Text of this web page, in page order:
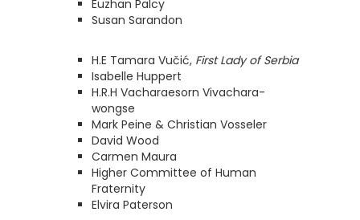
Euzhan Palcy
Susan Sarandon
H.E Tamara Vučić, First Lady of Serbia
Isabelle Huppert
H.R.H Vacharaesorn Vivachara-
wongse
Mark Peine & Christian Vosseler
David Wood
Carmen Maura
Higher Committee of Human
Fraternity
Elvira Paterson